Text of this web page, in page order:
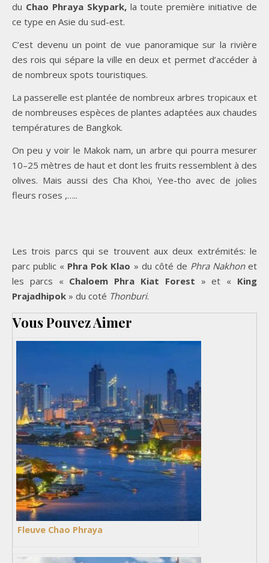
du Chao Phraya Skypark, la toute première initiative de
ce type en Asie du sud-est.
C’est devenu un point de vue panoramique sur la rivière
des rois qui sépare la ville en deux et permet d’accéder à
de nombreux spots touristiques.
La passerelle est plantée de nombreux arbres tropicaux et
de nombreuses espèces de plantes adaptées aux chaudes
températures de Bangkok.
On peu y voir le Makok nam, un arbre qui pourra mesurer
10–25 mètres de haut et dont les fruits ressemblent à des
olives. Mais aussi des Cha Khoi, Yee-tho avec de jolies
fleurs roses ,…..
Les trois parcs qui se trouvent aux deux extrémités: le
parc public « Phra Pok Klao » du côté de Phra Nakhonet
les parcs « Chaloem Phra Kiat Forest » et « King
Prajadhipok » du coté Thonburi.
Vous Pouvez Aimer
Fleuve Chao Phraya